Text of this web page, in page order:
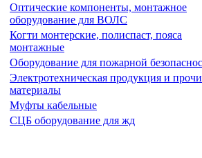
Оптические компоненты, монтажное
оборудование для ВОЛС
Когти монтерские, полиспаст, пояса
монтажные
Оборудование для пожарной
Электротехническая продукция и
материалы
Муфты кабельные
СЦБ оборудование для жд